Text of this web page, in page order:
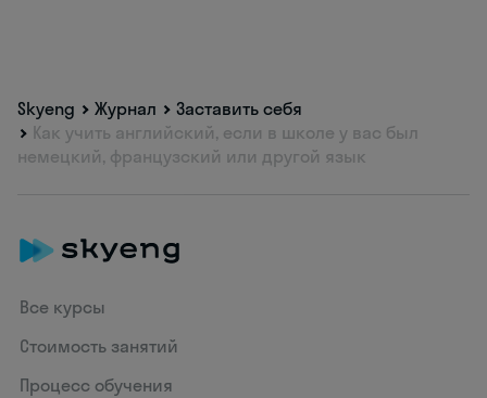
Skyeng Журнал
Заставить себя
Как учить английский, если в школе у вас был
немецкий, французский или другой язык
Все курсы
Стоимость занятий
Процесс обучения